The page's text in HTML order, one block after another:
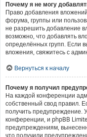
Почему я не могу
Право добавления
форума, группы или
не разрешить добавление
возможно, что добавлять
определённых групп. Если
вложения, свяжитесь с
Вернуться к началу
Почему я получил
На каждой конференции
собственный свод правил.
получить предупреждение.
конференции, и phpBB
предупреждениям,
что получили